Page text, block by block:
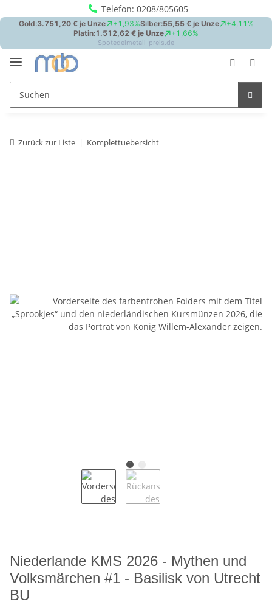
Telefon: 0208/805605
Zurück zur Liste Komplettuebersicht
Niederlande KMS 2026 - Mythen und
Volksmärchen #1 - Basilisk von Utrecht
BU